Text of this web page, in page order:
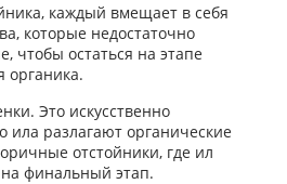
каждый вмещает в себя
которые недостаточно
чтобы остаться на этапе
органика.
Это искусственно
ила разлагают органические
отстойники, где ил
финальный этап.